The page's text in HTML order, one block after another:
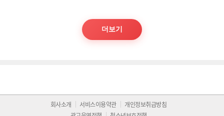
더보기
회사소개 서비스이용약관
개인정보취급방침